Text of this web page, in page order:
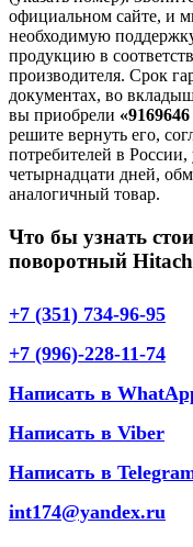
официальном сайте, и
необходимую
продукцию в
производителя. Срок
документах, во
вы приобрели
решите вернуть его,
потребителей в России,
четырнадцати дней,
аналогичный товар.
Что бы узнать
поворотный
+7 (351) 734-96-95
+7 (996)-228-11-74
Написать в
Написать в Viber
Написать в
int174@yandex.ru